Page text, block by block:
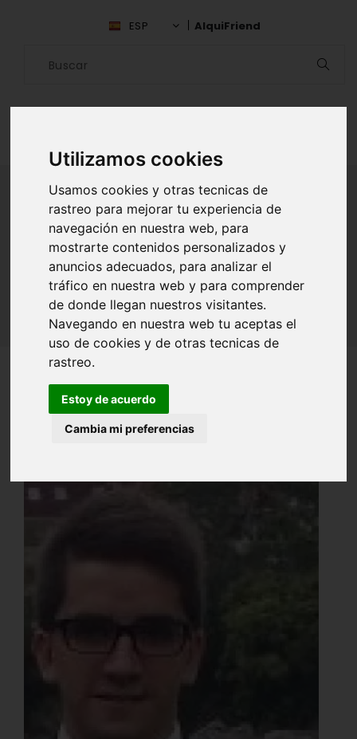
Utilizamos cookies
Usamos cookies y otras tecnicas de
rastreo para mejorar tu experiencia de
navegación en nuestra web, para
mostrarte contenidos personalizados y
anuncios adecuados, para analizar el
tráfico en nuestra web y para comprender
de donde llegan nuestros visitantes.
Navegando en nuestra web tu aceptas el
uso de cookies y de otras tecnicas de
rastreo.
Estoy de acuerdo
Cambia mi preferencias
ESP AlquiFriend
ALQUILAR AMIGO
Inicio Amigos
Cantabria
ALEJANDRO ORDOÑEZ HURTADO